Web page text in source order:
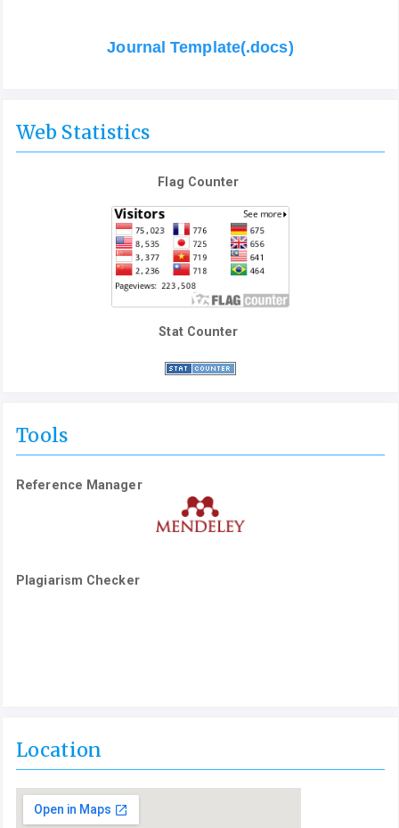
Journal Template(.docs)
Web Statistics
Flag Counter
Stat Counter
Tools
Reference Manager
Plagiarism Checker
Location